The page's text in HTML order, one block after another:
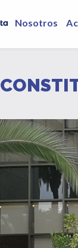
Nosotros